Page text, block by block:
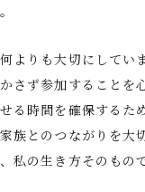
よりも大切にしてい
さず参加することを
る時間を確保するた
族とのつながりを大
私の生き方そのもの